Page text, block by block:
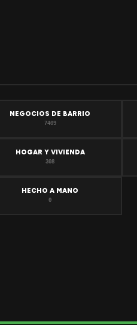
NEGOCIOS DE BARRIO
7409
HOGAR Y VIVIENDA
308
HECHO A MANO
0